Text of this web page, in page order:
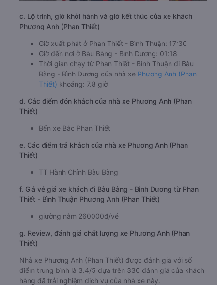
c. Lộ trình, giờ khởi hành và giờ kết thúc của xe khách
Phương Anh (Phan Thiết)
Giờ xuất phát ở Phan Thiết - Bình Thuận: 17:30
Giờ đến nơi ở Bàu Bàng - Bình Dương: 01:18
Thời gian chạy từ Phan Thiết - Bình Thuận đi Bàu
Bàng - Bình Dương của nhà xe Phương Anh (Phan
Thiết) khoảng: 7.8 giờ
d. Các điểm đón khách của nhà xe Phương Anh (Phan
Thiết)
Bến xe Bắc Phan Thiết
e. Các điểm trả khách của nhà xe Phương Anh (Phan
Thiết)
TT Hành Chính Bàu Bàng
f. Giá vé giá xe khách đi Bàu Bàng - Bình Dương từ Phan
Thiết - Bình Thuận Phương Anh (Phan Thiết)
giường nằm 260000đ/vé
g. Review, đánh giá chất lượng xe Phương Anh (Phan
Thiết)
Nhà xe Phương Anh (Phan Thiết) được đánh giá với số
điểm trung bình là 3.4/5 dựa trên 330 đánh giá của khách
hàng đã trải nghiệm dịch vụ của nhà xe này.